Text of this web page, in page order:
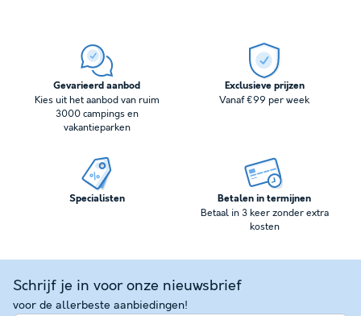
Gevarieerd aanbod
Kies uit het aanbod van ruim
3000 campings en
vakantieparken
Exclusieve prijzen
Vanaf €99 per week
Specialisten Betalen in termijnen
Betaal in 3 keer zonder extra
kosten
Schrijf je in voor onze nieuwsbrief
voor de allerbeste aanbiedingen!